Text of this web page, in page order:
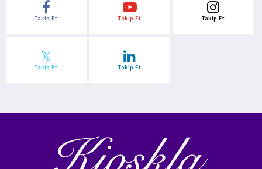
Takip Et Takip Et Takip Et
Takip Et Takip Et